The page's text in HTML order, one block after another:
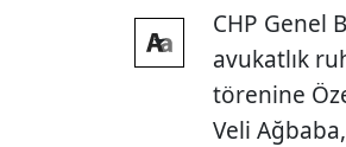
CHP Genel
avukatlık
törenine
Veli